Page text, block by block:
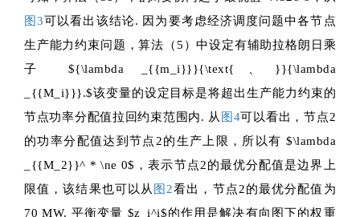
图3可以看出该结论. 因为要考虑经济调度问题中各节点
生产能力约束问题，算法（5）中设定有辅助拉格朗日乘
子 ${\lambda _{{m_i}}}{\text{、}}{\lambda
_{{M_i}}}.$该变量的设定目标是将超出生产能力约束的
节点功率分配值拉回约束范围内. 从 图4可以看出，节点2
的功率分配值达到节点2的生产上限，所以有 $\lambda
_{{M_2}}^ * \ne 0$ ，表示节点2的最优分配值是边界上
限值，该结果也可以从 图2看出，节点2的最优分配值为
70 MW. 平衡变量 $z_i^i$的作用是解决有向图下的权重